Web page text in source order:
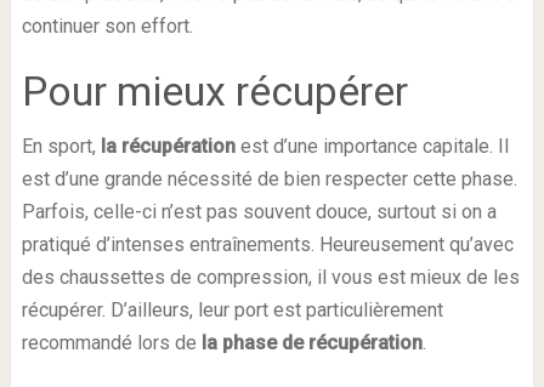
continuer son effort.
Pour mieux récupérer
En sport, la récupérationest d’une importance capitale. Il
est d’une grande nécessité de bien respecter cette phase.
Parfois, celle-ci n’est pas souvent douce, surtout si on a
pratiqué d’intenses entraînements. Heureusement qu’avec
des chaussettes de compression, il vous est mieux de les
récupérer. D’ailleurs, leur port est particulièrement
recommandé lors de la phase de récupération.